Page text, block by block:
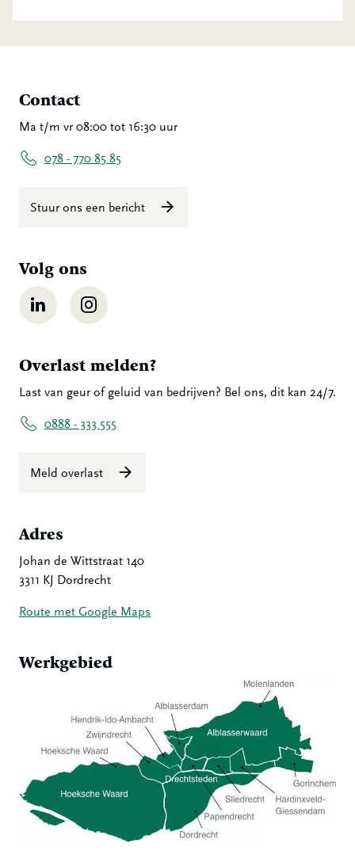
Contact
Ma t/m vr 08:00 tot 16:30 uur
078 - 770 85 85
Stuur ons een bericht
Volg ons
LinkedIn Instagram
Overlast melden?
Last van geur of geluid van bedrijven? Bel ons, dit kan 24/7.
0888 - 333 555
Meld overlast
Adres
Johan de Wittstraat 140
3311 KJ Dordrecht
Route met Google Maps
Werkgebied